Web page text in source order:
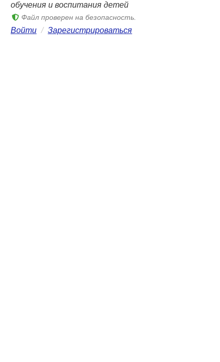
обучения и воспитания детей
Файл проверен на безопасность.
Войти / Зарегистрироваться